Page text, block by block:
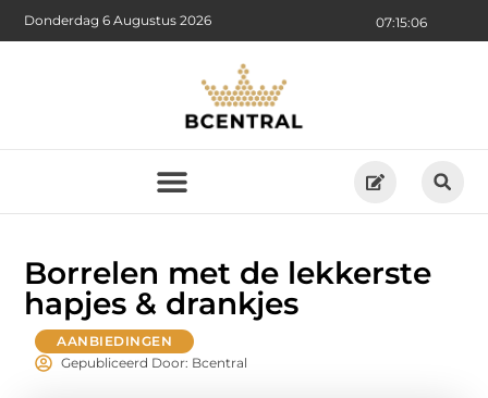
07:15:07
Donderdag 6 Augustus 2026
Borrelen met de lekkerste
hapjes & drankjes
AANBIEDINGEN
Gepubliceerd Door: Bcentral